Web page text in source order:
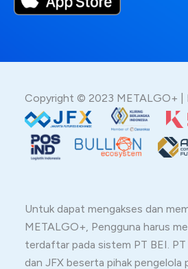
Copyright © 2023 METALGO+ |
Untuk dapat mengakses dan
METALGO+, Pengguna harus
terdaftar pada sistem PT BEI. PT
dan JFX beserta pihak pengelola